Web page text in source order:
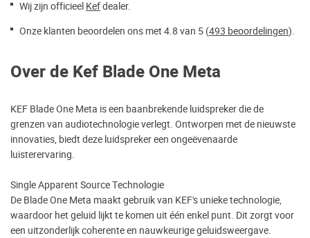
Wij zijn officieel Kefdealer.
Onze klanten beoordelen ons met 4.8 van 5 (493 beoordelingen).
Over de Kef Blade One Meta
KEF Blade One Meta is een baanbrekende luidspreker die de
grenzen van audiotechnologie verlegt. Ontworpen met de nieuwste
innovaties, biedt deze luidspreker een ongeëvenaarde
luisterervaring.
Single Apparent Source Technologie
De Blade One Meta maakt gebruik van KEF's unieke technologie,
waardoor het geluid lijkt te komen uit één enkel punt. Dit zorgt voor
een uitzonderlijk coherente en nauwkeurige geluidsweergave.